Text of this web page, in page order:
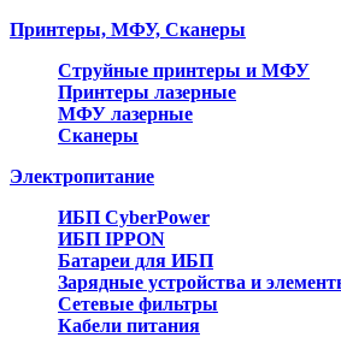
Принтеры, МФУ, Сканеры
Струйные принтеры и МФУ
Принтеры лазерные
МФУ лазерные
Сканеры
Электропитание
ИБП CyberPower
ИБП IPPON
Батареи для ИБП
Зарядные устройства и
Сетевые фильтры
Кабели питания